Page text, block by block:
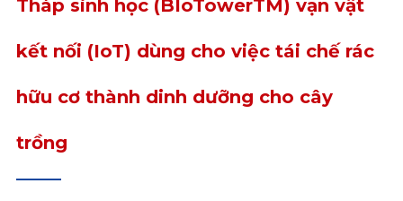
Tháp sinh học (BIoTowerTM) vạn vật
kết nối (IoT) dùng cho việc tái chế rác
hữu cơ thành dinh dưỡng cho cây
trồng